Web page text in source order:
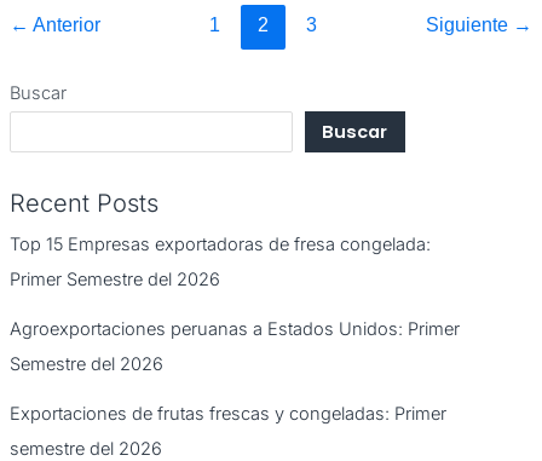
← Anterior 1 2 3 Siguiente →
Buscar
Buscar
Recent Posts
Top 15 Empresas exportadoras de fresa congelada:
Primer Semestre del 2026
Agroexportaciones peruanas a Estados Unidos: Primer
Semestre del 2026
Exportaciones de frutas frescas y congeladas: Primer
semestre del 2026